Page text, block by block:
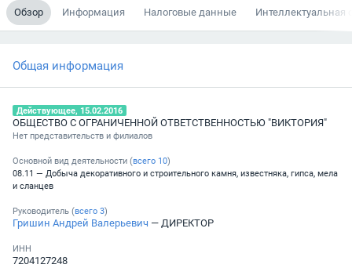
Обзор Информация Налоговые данные Интеллектуальная
Общая информация
Действующее, 15.02.2016
ОБЩЕСТВО С ОГРАНИЧЕННОЙ ОТВЕТСТВЕННОСТЬЮ "ВИКТОРИЯ"
Нет представительств и филиалов
Основной вид деятельности (всего 10)
08.11 — Добыча декоративного и строительного камня, известняка, гипса, мела
и сланцев
Руководитель (всего 3)
Гришин Андрей Валерьевич — ДИРЕКТОР
ИНН
7204127248